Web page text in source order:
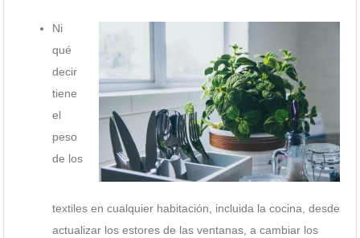
Ni
qué
decir
tiene
el
peso
de los
textiles en cualquier habitación, incluida la cocina, desde
actualizar los estores de las ventanas, a cambiar los